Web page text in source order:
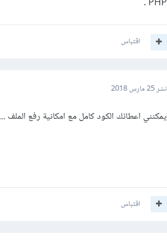
PHP .
اقتباس
نشر25 مارس 2018
يمكنني اعطائك الكود كامل مع امكانية رفع الملف ...
اقتباس